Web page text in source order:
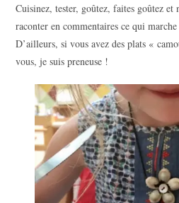
Cuisinez, tester, goûtez, faites goûtez et
raconter en commentaires ce qui
D’ailleurs, si vous avez des plats «
vous, je suis preneuse !